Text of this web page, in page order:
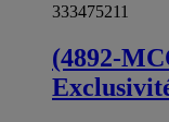
333475211
(4892-